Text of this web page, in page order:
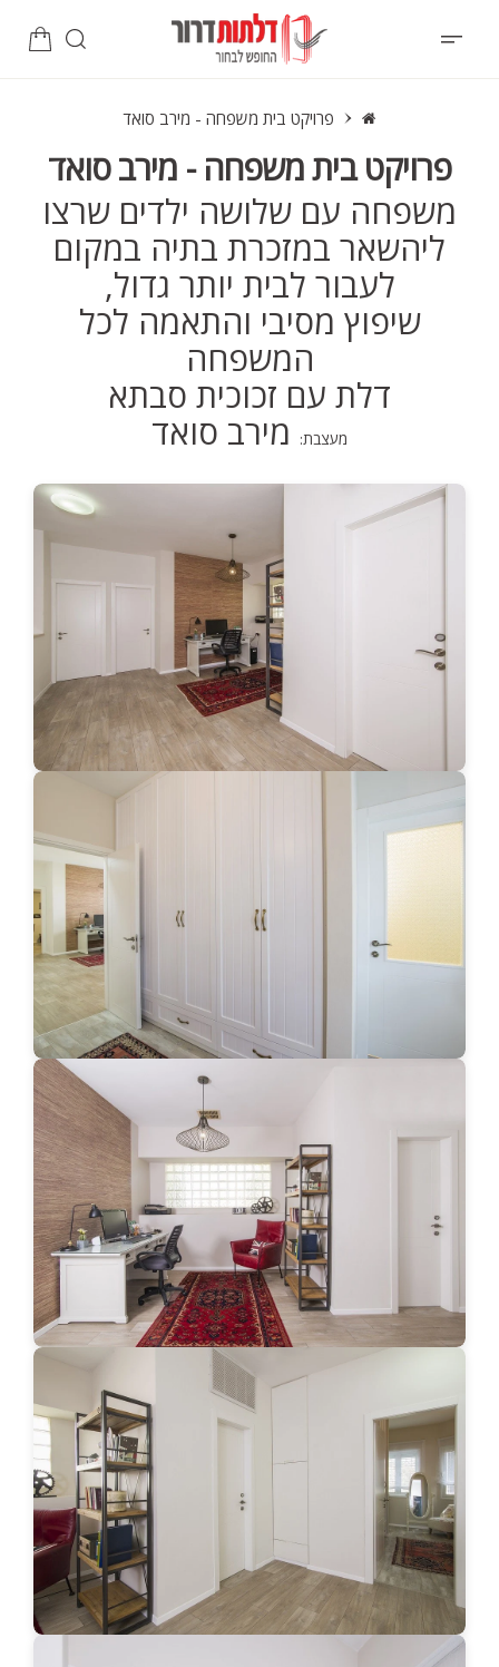
פרויקט בית משפחה - מירב סואד
פרויקט בית משפחה - מירב סואד
משפחה עם שלושה ילדים שרצו
ליהשאר במזכרת בתיה במקום
לעבור לבית יותר גדול,
שיפוץ מסיבי והתאמה לכל
המשפחה
דלת עם זכוכית סבתא
מעצבת: מירב סואד